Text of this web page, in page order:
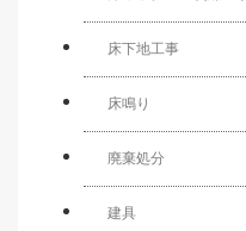
床下地工事
床鳴り
廃棄処分
建具